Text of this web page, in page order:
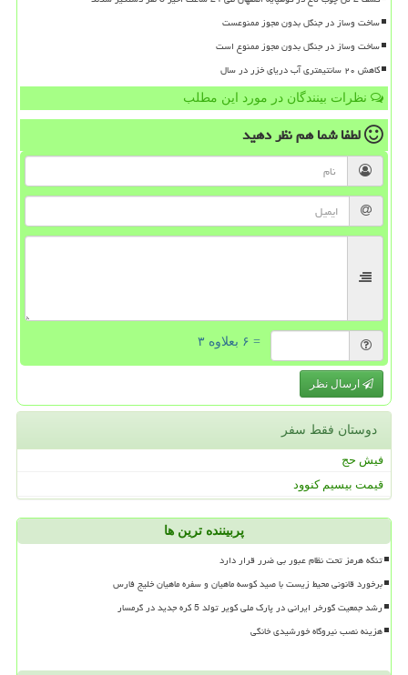
ساخت وساز در جنگل بدون مجوز ممنوعست
ساخت وساز در جنگل بدون مجوز ممنوع است
کاهش ۲۰ سانتیمتری آب دریای خزر در سال
نظرات بینندگان در مورد این مطلب
لطفا شما همنظر دهید
= ۶ بعلاوه ۳
ارسال نظر
دوستان فقط سفر
فیش حج
قیمت بیسیم کنوود
پربیننده ترین ها
تنگه هرمز تحت نظام عبور بی ضرر قرار دارد
برخورد قانونی محیط زیست با صید کوسه ماهیان و سفره ماهیان خلیج فارس
رشد جمعیت گورخر ایرانی در پارک ملی کویر تولد 5 کره جدید در گرمسار
هزینه نصب نیروگاه خورشیدی خانگی